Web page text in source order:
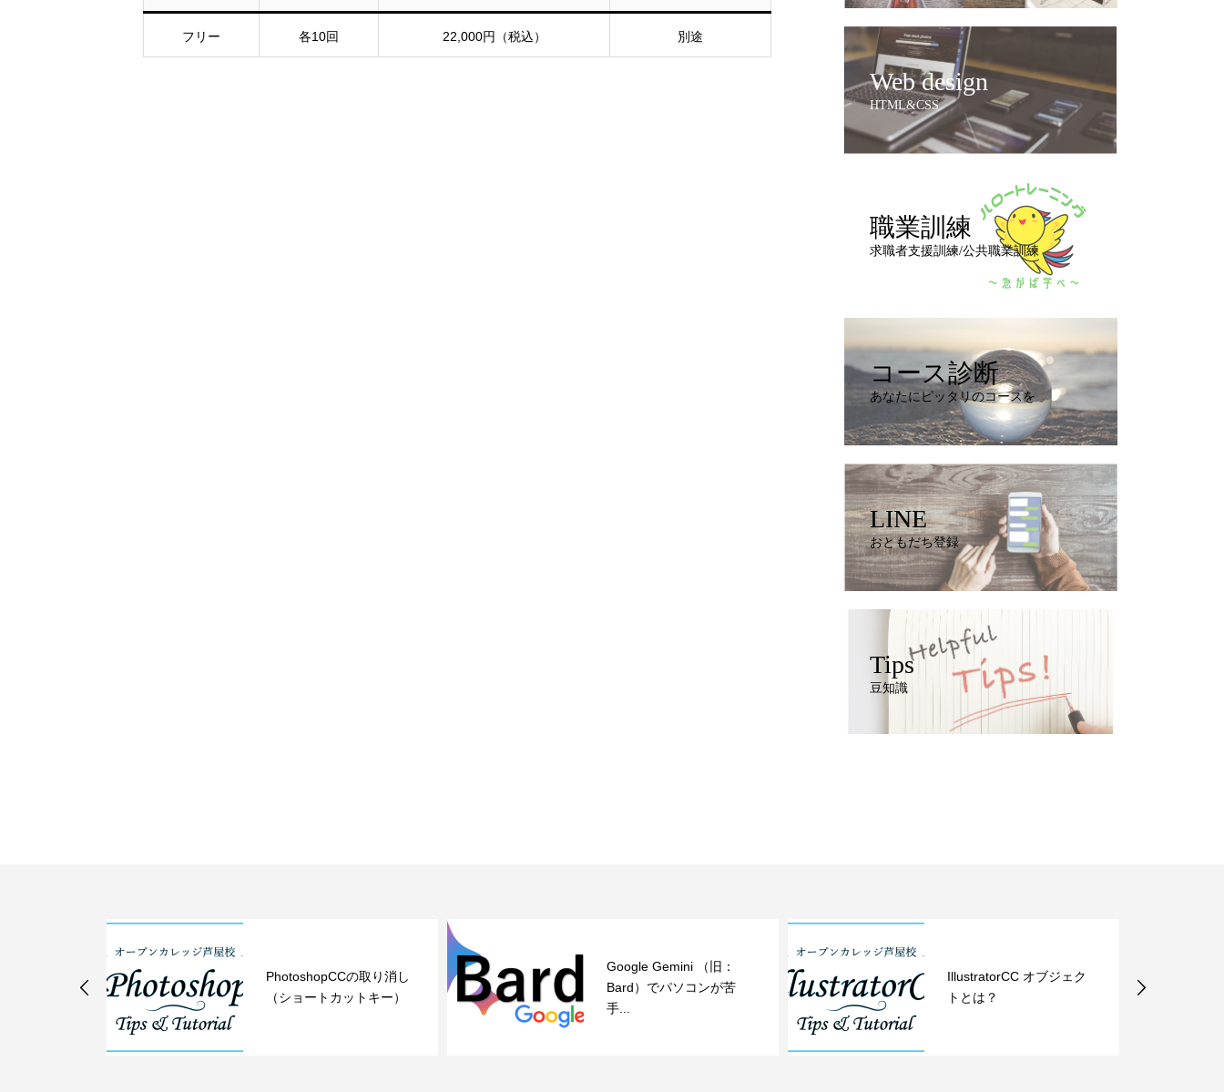
フリー 各10回 22,000円（税込） 別途
Web design
HTML&CSS
職業訓練
求職者支援訓練/公共職業訓練
コース診断
あなたにピッタリのコースを
LINE
おともだち登録
Tips
豆知識
PhotoshopCCの取り消し
（ショートカットキー）
Google Gemini （旧：
Bard）でパソコンが苦
手...
IllustratorCC オブジェク
トとは？